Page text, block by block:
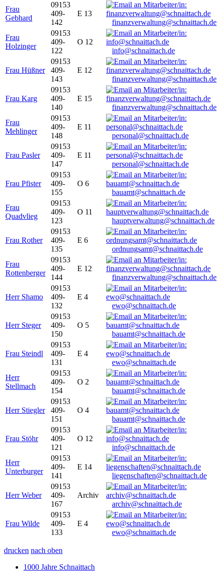
Frau
Gebhard
09153
409-
142
E 13
finanzverwaltung@schnaittach.de
Frau
Holzinger
09153
409-
122
O 12
info@schnaittach.de
Frau Hüßner
09153
409-
143
E 12
finanzverwaltung@schnaittach.de
Frau Karg
09153
409-
140
E 15
finanzverwaltung@schnaittach.de
Frau
Mehlinger
09153
409-
148
E 11
personal@schnaittach.de
Frau Pasler
09153
409-
147
E 11
personal@schnaittach.de
Frau Pfister
09153
409-
155
O 6
bauamt@schnaittach.de
Frau
Quadvlieg
09153
409-
123
O 11
hauptverwaltung@schnaittach.de
Frau Rother
09153
409-
135
E 6
ordnungsamt@schnaittach.de
Frau
Rottenberger
09153
409-
144
E 12
finanzverwaltung@schnaittach.de
Herr Shamo
09153
409-
132
E 4
ewo@schnaittach.de
Herr Steger
09153
409-
150
O 5
bauamt@schnaittach.de
Frau Steindl
09153
409-
131
E 4
ewo@schnaittach.de
Herr
Stellmach
09153
409-
154
O 2
bauamt@schnaittach.de
Herr Stiegler
09153
409-
151
O 4
bauamt@schnaittach.de
Frau Stöhr
09153
409-
121
O 12
info@schnaittach.de
Herr
Unterburger
09153
409-
141
E 14
liegenschaften@schnaittach.de
Herr Weber
09153
409-
167
Archiv
archiv@schnaittach.de
Frau Wilde
09153
409-
133
E 4
ewo@schnaittach.de
drucken nach oben
1000 Jahre Schnaittach